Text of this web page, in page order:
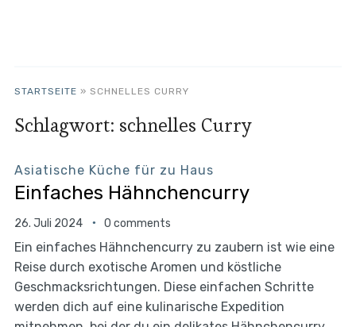
STARTSEITE » SCHNELLES CURRY
Schlagwort: schnelles Curry
Asiatische Küche für zu Haus
Einfaches Hähnchencurry
26. Juli 2024 0 comments
Ein einfaches Hähnchencurry zu zaubern ist wie eine
Reise durch exotische Aromen und köstliche
Geschmacksrichtungen. Diese einfachen Schritte
werden dich auf eine kulinarische Expedition